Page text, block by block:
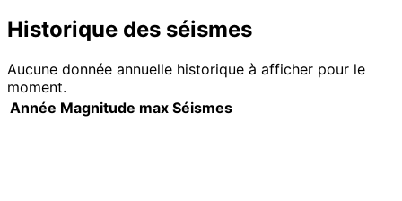
Historique des séismes
Aucune donnée annuelle historique à afficher pour le
moment.
Année Magnitude max Séismes